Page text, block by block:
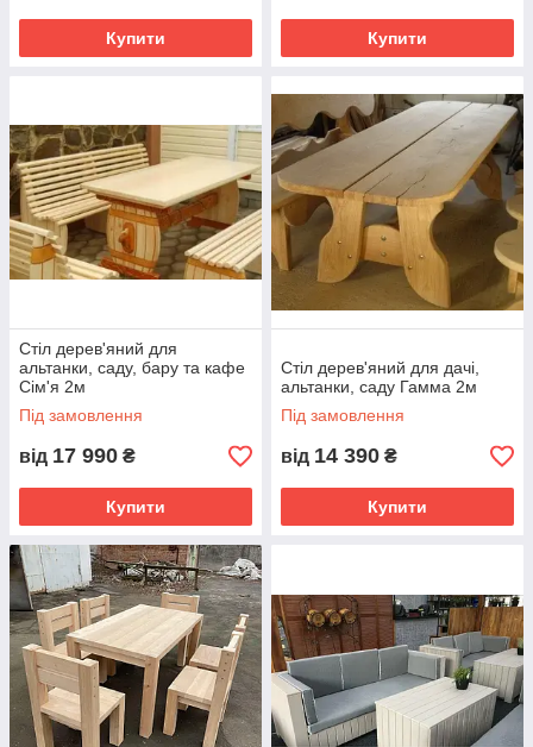
Купити Купити
Стіл дерев'яний для
альтанки, саду, бару та кафе
Сім'я 2м
Під замовлення
від 17 990 ₴
Купити
Стіл дерев'яний для дачі,
альтанки, саду Гамма 2м
Під замовлення
від 14 390 ₴
Купити